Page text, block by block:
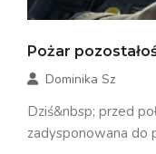
Pożar
Dominika Sz
Dziś&nbsp; przed
zadysponowana do